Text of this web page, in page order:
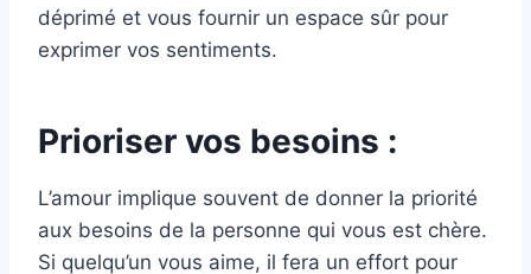
déprimé et vous fournir un espace sûr pour
exprimer vos sentiments.
Prioriser vos besoins :
L’amour implique souvent de donner la priorité
aux besoins de la personne qui vous est chère.
Si quelqu’un vous aime, il fera un effort pour